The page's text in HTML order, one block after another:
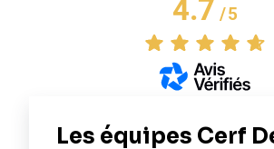
4.7/5
Voir tous les avis sur ce site